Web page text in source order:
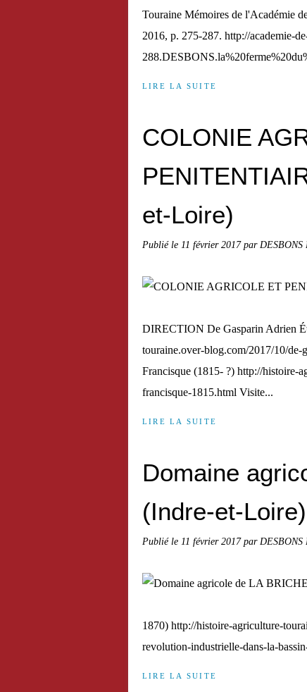
Touraine Mémoires de l'Académie
2016, p. 275-287. http://academie-
LIRE LA SUITE
COLONIE
et-Loire)
Publié le 11 février 2017par DESBONS
DIRECTION De Gasparin Adrien
touraine.over-blog.com/2017/10/
Francisque (1815- ?) http://histoire-
francisque-1815.html Visite...
LIRE LA SUITE
Domaine
(Indre-et-Loire)
Publié le 11 février 2017par DESBONS
1870) http://histoire-agriculture-
revolution-industrielle-dans-la-
LIRE LA SUITE